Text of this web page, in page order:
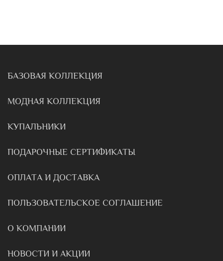
БАЗОВАЯ КОЛЛЕКЦИЯ
МОДНАЯ КОЛЛЕКЦИЯ
КУПАЛЬНИКИ
ПОДАРОЧНЫЕ СЕРТИФИКАТЫ
ОПЛАТА И ДОСТАВКА
ПОЛЬЗОВАТЕЛЬСКОЕ СОГЛАШЕНИЕ
О КОМПАНИИ
НОВОСТИ И АКЦИИ